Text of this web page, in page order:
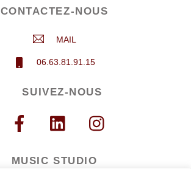
CONTACTEZ-NOUS
MAIL
06.63.81.91.15
SUIVEZ-NOUS
MUSIC STUDIO